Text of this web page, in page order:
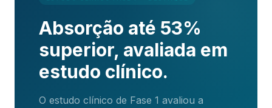
Absorção até 53%
superior, avaliada em
estudo clínico.
O estudo clínico de Fase 1 avaliou a